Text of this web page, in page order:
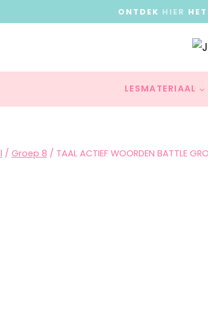
ONTDEK HIER
LESMATERIAAL
/ Groep 8 / TAAL ACTIEF WOORDEN BATTLE